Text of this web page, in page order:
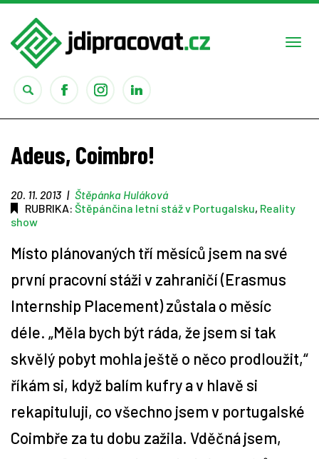
Studium
Rady
Reality show
Tipy
Časopis
Adeus, Coimbro!
20. 11. 2013 | Štěpánka Huláková
RUBRIKA: Štěpánčina letní stáž v Portugalsku, Reality
show
Místo plánovaných tří měsíců jsem na své
první pracovní stáži v zahraničí (Erasmus
Internship Placement) zůstala o měsíc
déle. „Měla bych být ráda, že jsem si tak
skvělý pobyt mohla ještě o něco prodloužit,“
říkám si, když balím kufry a v hlavě si
rekapituluji, co všechno jsem v portugalské
Coimbře za tu dobu zažila. Vděčná jsem,